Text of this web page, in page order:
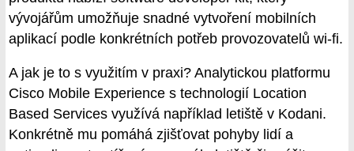
vývojářům umožňuje snadné vytvoření mobilních
aplikací podle konkrétních potřeb provozovatelů wi-fi.
A jak je to s využitím v praxi? Analytickou platformu
Cisco Mobile Experience s technologií Location
Based Services využívá například letiště v Kodani.
Konkrétně mu pomáhá zjišťovat pohyby lidí a